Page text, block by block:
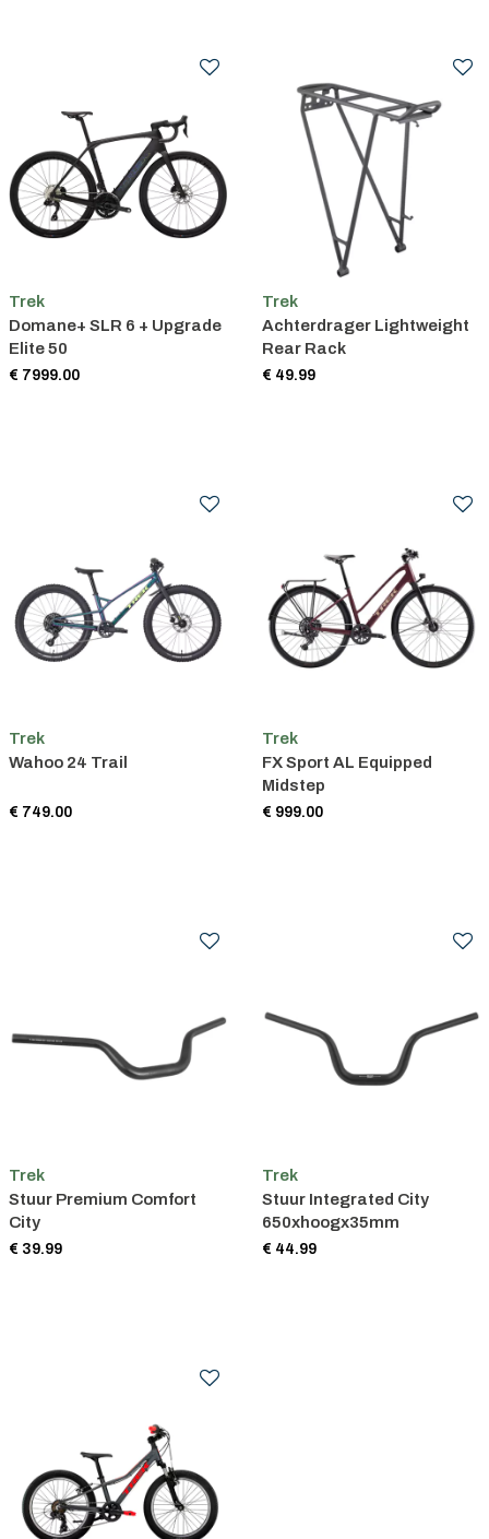
Trek
Domane+ SLR 6 + Upgrade
Elite 50
€ 7999.00
Trek
Achterdrager Lightweight
Rear Rack
€ 49.99
Trek
Wahoo 24 Trail
€ 749.00
Trek
FX Sport AL Equipped
Midstep
€ 999.00
Trek
Stuur Premium Comfort
City
€ 39.99
Trek
Stuur Integrated City
650xhoogx35mm
€ 44.99